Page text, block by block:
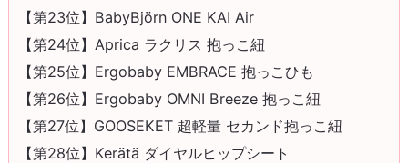
【第23位】BabyBjörn ONE KAI Air
【第24位】Aprica ラクリス 抱っこ紐
【第25位】Ergobaby EMBRACE 抱っこひも
【第26位】Ergobaby OMNI Breeze 抱っこ紐
【第27位】GOOSEKET 超軽量 セカンド抱っこ紐
【第28位】Kerätä ダイヤルヒップシート